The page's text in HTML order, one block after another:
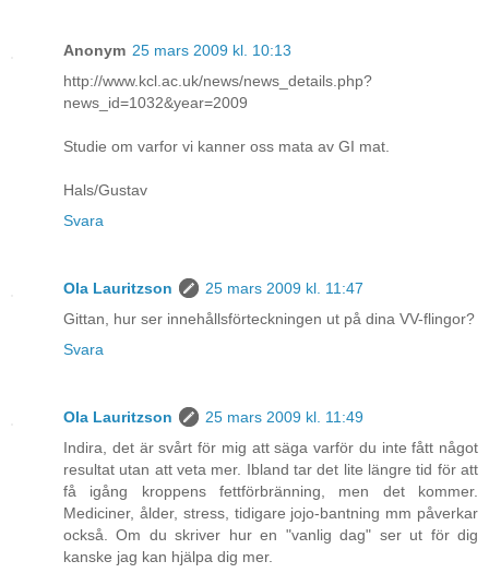
Anonym 25 mars 2009 kl. 10:13
http://www.kcl.ac.uk/news/news_details.php?
news_id=1032&year=2009
Studie om varfor vi kanner oss mata av GI mat.
Hals/Gustav
Svara
Ola Lauritzson
25 mars 2009 kl. 11:47
Gittan, hur ser innehållsförteckningen ut på dina VV-flingor?
Svara
Ola Lauritzson
25 mars 2009 kl. 11:49
Indira, det är svårt för mig att säga varför du inte fått något
resultat utan att veta mer. Ibland tar det lite längre tid för att
få igång kroppens fettförbränning, men det kommer.
Mediciner, ålder, stress, tidigare jojo-bantning mm påverkar
också. Om du skriver hur en "vanlig dag" ser ut för dig
kanske jag kan hjälpa dig mer.